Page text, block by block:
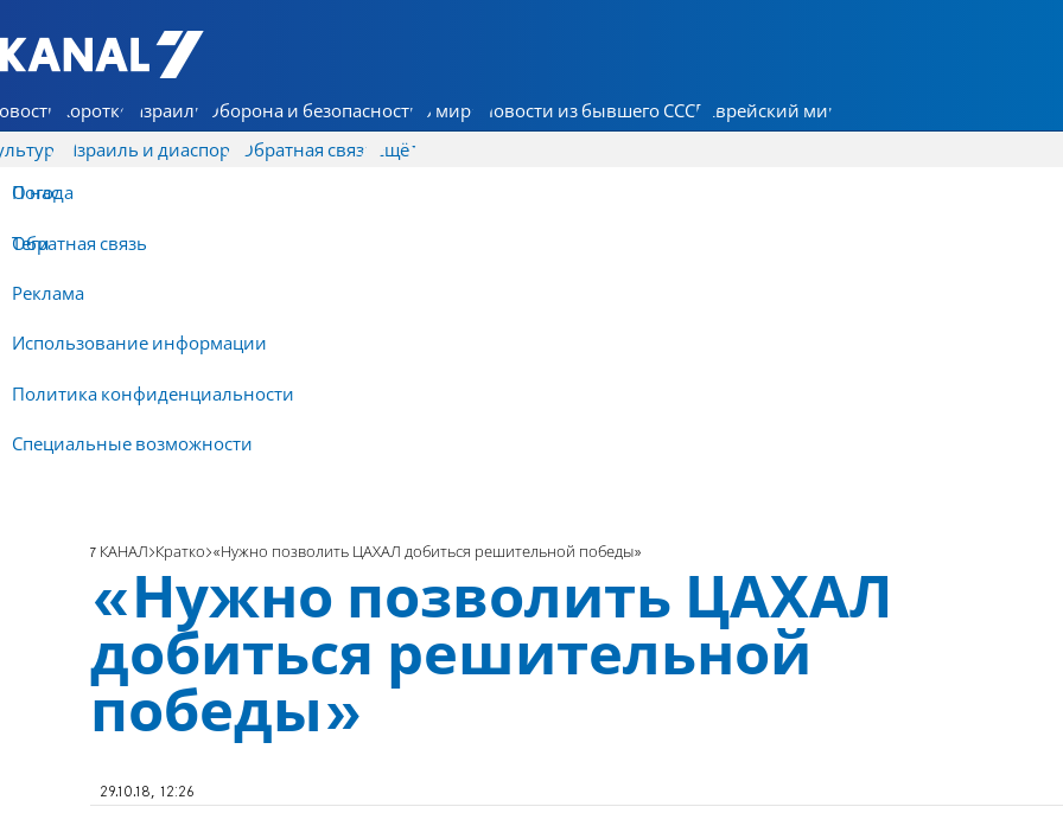
7 КАНАЛ - Аруц Шева
Коротко Израиль Оборона и безопасность В мире Новости из бывшего СССР Еврейский мир
Израиль и диаспора Обратная связь
О нас
Обратная связь
Реклама
Использование информации
Политика конфиденциальности
Специальные возможности
Ещё
Погода
Теги
7 КАНАЛ Кратко «Нужно позволить ЦАХАЛ добиться решительной победы»
«Нужно позволить ЦАХАЛ
добиться решительной
победы»
29.10.18, 12:26